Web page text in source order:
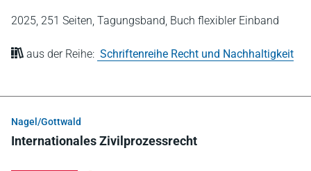
2025, 251 Seiten, Tagungsband, Buch flexibler Einband
aus der Reihe: Schriftenreihe Recht und Nachhaltigkeit
Nagel/Gottwald
Internationales Zivilprozessrecht